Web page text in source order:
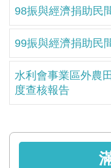
公
告
訊
息
便
民
98振與經濟捐助民
99振與經濟捐助民
水利會事業區外農
度查核報告